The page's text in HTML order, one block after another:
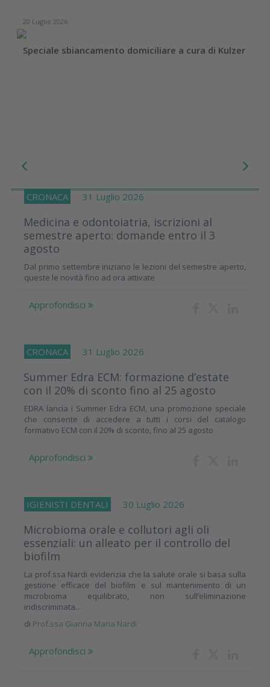
20 Luglio 2026
Speciale sbiancamento domiciliare a cura di Kulzer
CRONACA 31 Luglio 2026
Medicina e odontoiatria, iscrizioni al
semestre aperto: domande entro il 3
agosto
Dal primo settembre iniziano le lezioni del semestre aperto,
queste le novità fino ad ora attivate
Approfondisci
CRONACA 31 Luglio 2026
Summer Edra ECM: formazione d’estate
con il 20% di sconto fino al 25 agosto
EDRA lancia i Summer Edra ECM, una promozione speciale
che consente di accedere a tutti i corsi del catalogo
formativo ECM con il 20% di sconto, fino al 25 agosto
Approfondisci
IGIENISTI DENTALI 30 Luglio 2026
Microbioma orale e collutori agli oli
essenziali: un alleato per il controllo del
biofilm
La prof.ssa Nardi evidenzia che la salute orale si basa sulla
gestione efficace del biofilm e sul mantenimento di un
microbioma equilibrato, non sull’eliminazione
indiscriminata...
di Prof.ssa Gianna Maria Nardi
Approfondisci